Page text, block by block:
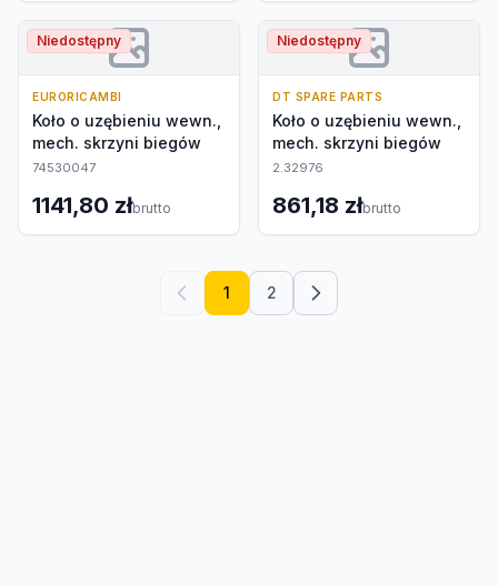
Niedostępny
EURORICAMBI
Koło o uzębieniu wewn.,
mech. skrzyni biegów
74530047
1141,80 złbrutto
Niedostępny
DT SPARE PARTS
Koło o uzębieniu wewn.,
mech. skrzyni biegów
2.32976
861,18 złbrutto
1 2